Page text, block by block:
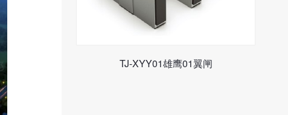
TJ-XYY01雄鹰01翼闸